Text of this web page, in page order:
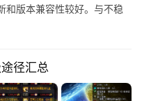
和版本兼容性较好。与不稳
径汇总